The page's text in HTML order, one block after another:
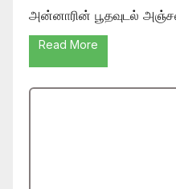
அன்னாரின் பூதவுடல்
Read More